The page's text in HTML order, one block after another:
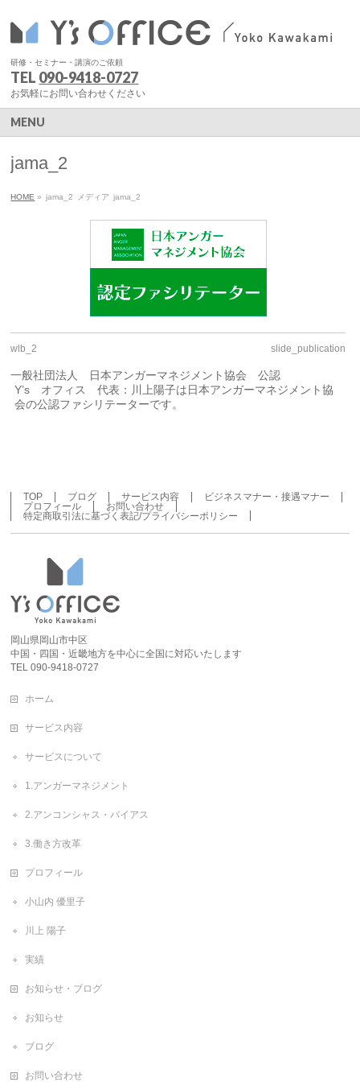
研修・セミナー・講演のご依頼
TEL 090-9418-0727
お気軽にお問い合わせください
MENU
jama_2
HOME » jama_2 メディア jama_2
wlb_2 slide_publication
一般社団法人 日本アンガーマネジメント協会 公認
Y’s オフィス 代表：川上陽子は日本アンガーマネジメント協
会の公認ファシリテーターです。
TOP ブログ サービス内容
ビジネスマナー・接遇マナー
プロフィール
お問い合わせ
特定商取引法に基づく表記/プライバシーポリシー
岡山県岡山市中区
中国・四国・近畿地方を中心に全国に対応いたします
TEL 090-9418-0727
ホーム
サービス内容
サービスについて
1.アンガーマネジメント
2.アンコンシャス・バイアス
3.働き方改革
プロフィール
小山内 優里子
川上 陽子
実績
お知らせ・ブログ
お知らせ
ブログ
お問い合わせ